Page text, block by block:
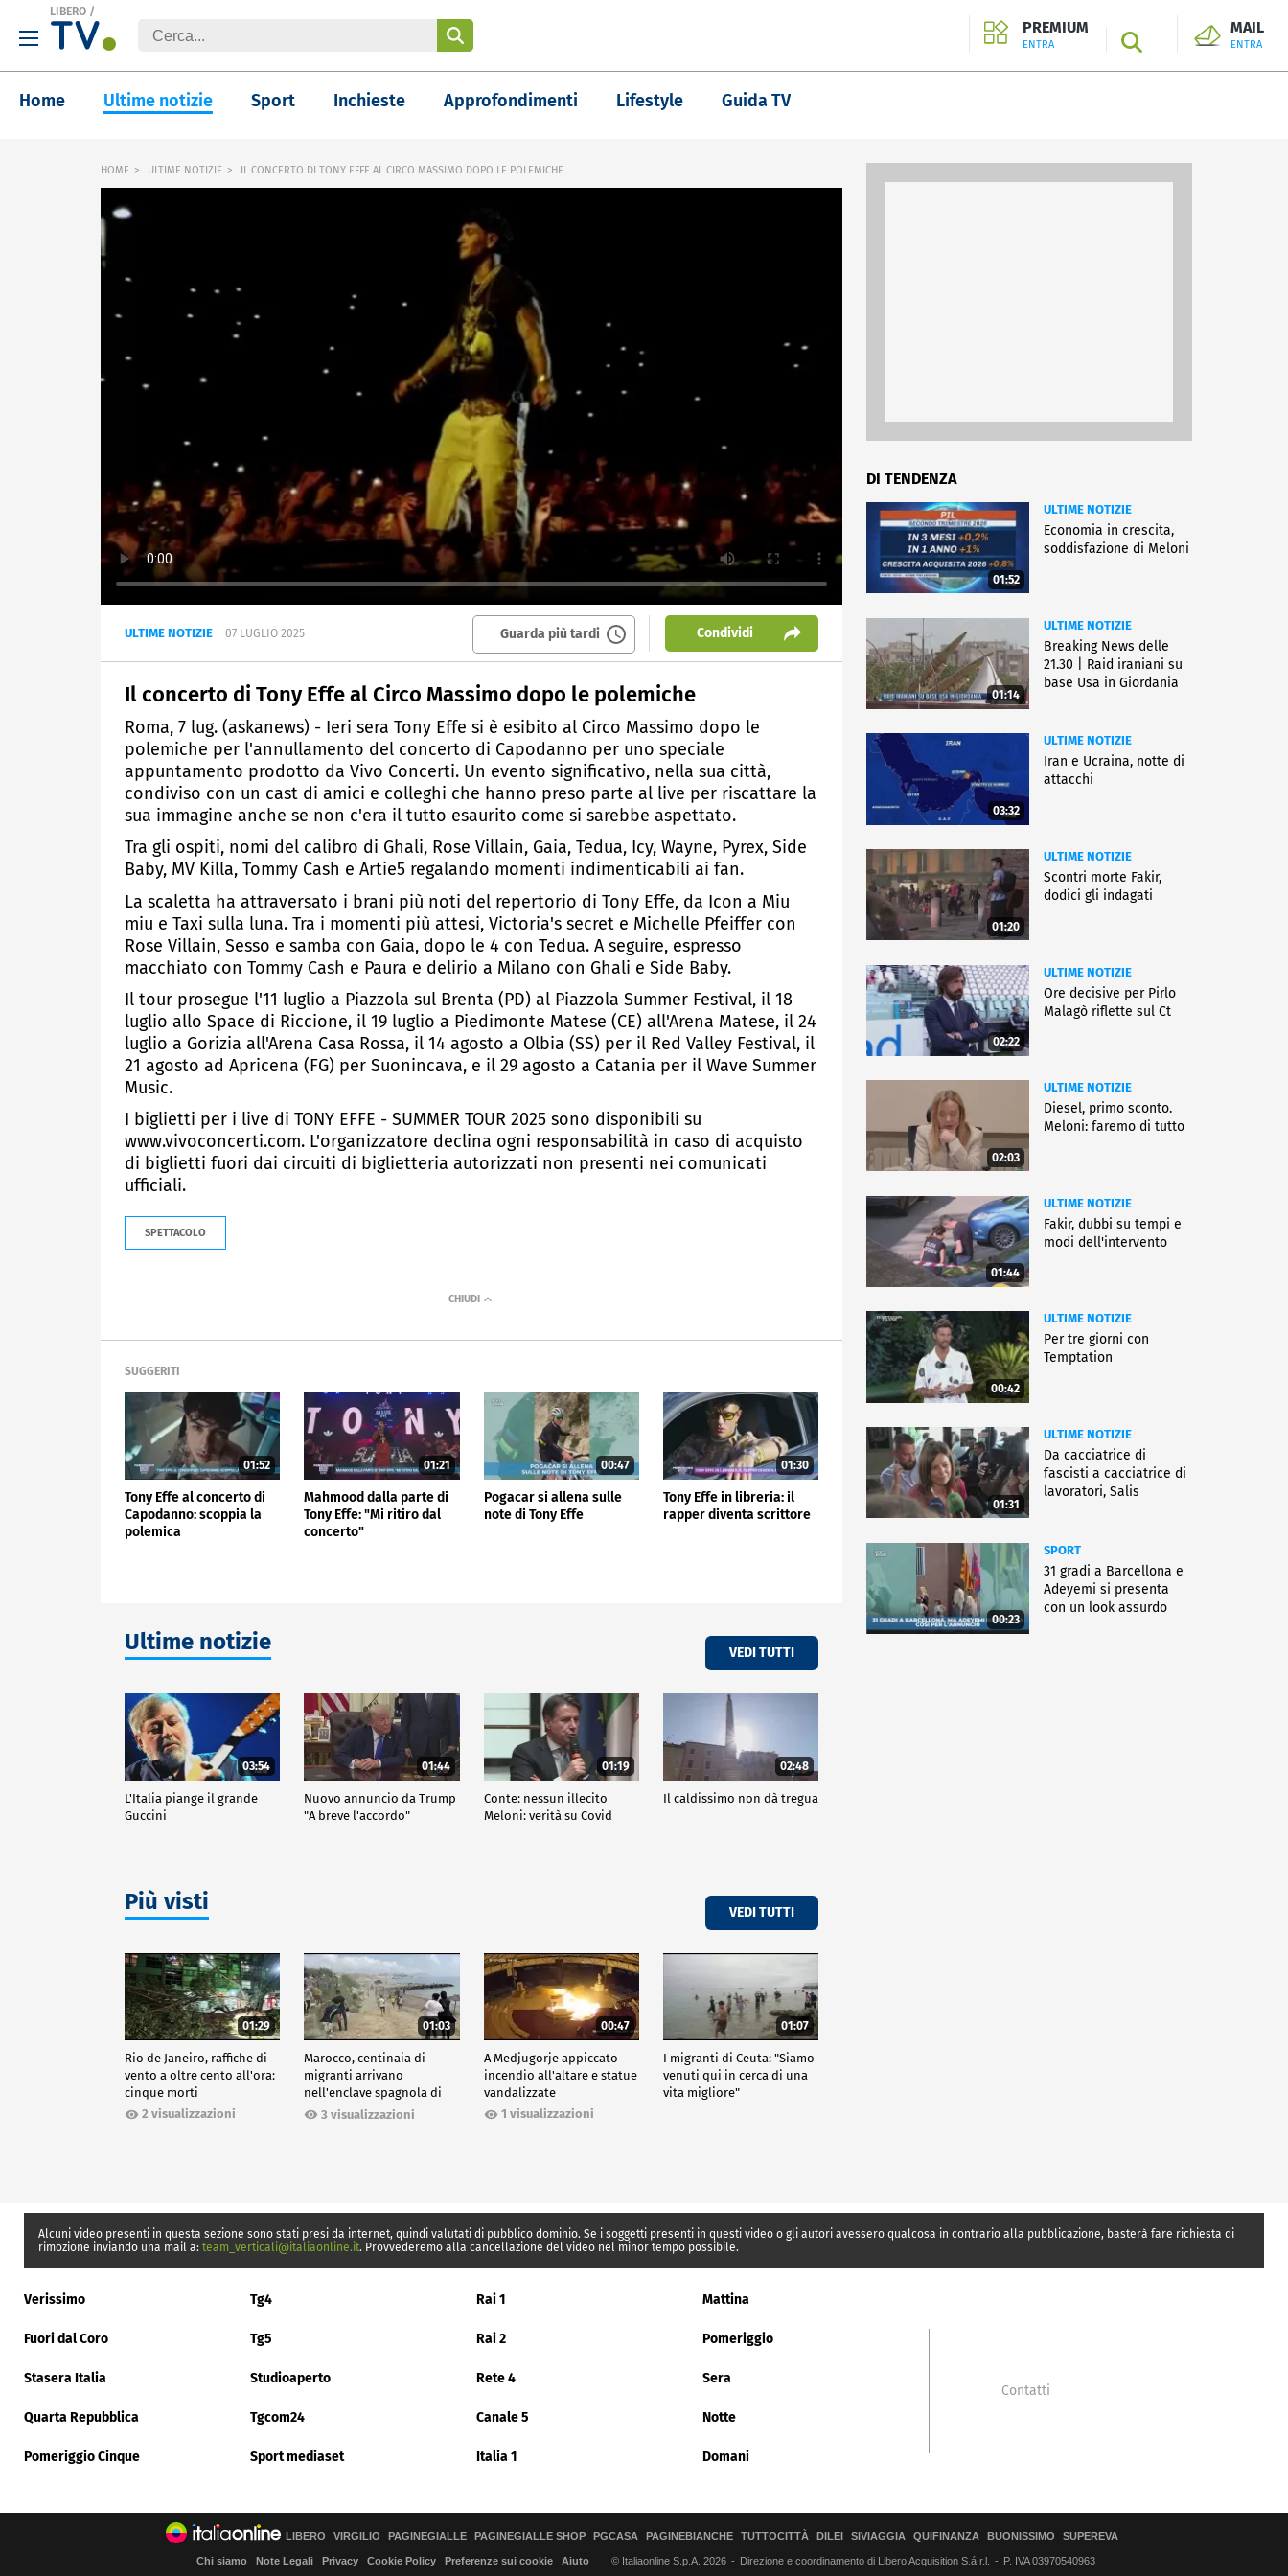
LIBERO /
PREMIUM
ENTRA SEARCH
MAIL
ENTRA
Home Ultime notizie Sport Inchieste Approfondimenti Lifestyle Guida TV
HOME ULTIME NOTIZIE IL CONCERTO DI TONY EFFE AL CIRCO MASSIMO DOPO LE POLEMICHE
ULTIME NOTIZIE 07 LUGLIO 2025 Guarda più tardi Condividi
Il concerto di Tony Effe al Circo Massimo dopo le polemiche
Roma, 7 lug. (askanews) - Ieri sera Tony Effe si è esibito al Circo Massimo dopo le
polemiche per l'annullamento del concerto di Capodanno per uno speciale
appuntamento prodotto da Vivo Concerti. Un evento significativo, nella sua città,
condiviso con un cast di amici e colleghi che hanno preso parte al live per riscattare la
sua immagine anche se non c'era il tutto esaurito come si sarebbe aspettato.
Tra gli ospiti, nomi del calibro di Ghali, Rose Villain, Gaia, Tedua, Icy, Wayne, Pyrex, Side
Baby, MV Killa, Tommy Cash e Artie5 regalando momenti indimenticabili ai fan.
La scaletta ha attraversato i brani più noti del repertorio di Tony Effe, da Icon a Miu
miu e Taxi sulla luna. Tra i momenti più attesi, Victoria's secret e Michelle Pfeiffer con
Rose Villain, Sesso e samba con Gaia, dopo le 4 con Tedua. A seguire, espresso
macchiato con Tommy Cash e Paura e delirio a Milano con Ghali e Side Baby.
Il tour prosegue l'11 luglio a Piazzola sul Brenta (PD) al Piazzola Summer Festival, il 18
luglio allo Space di Riccione, il 19 luglio a Piedimonte Matese (CE) all'Arena Matese, il 24
luglio a Gorizia all'Arena Casa Rossa, il 14 agosto a Olbia (SS) per il Red Valley Festival, il
21 agosto ad Apricena (FG) per Suonincava, e il 29 agosto a Catania per il Wave Summer
Music.
I biglietti per i live di TONY EFFE - SUMMER TOUR 2025 sono disponibili su
www.vivoconcerti.com. L'organizzatore declina ogni responsabilità in caso di acquisto
di biglietti fuori dai circuiti di biglietteria autorizzati non presenti nei comunicati
ufficiali.
SPETTACOLO
SUGGERITI
01:52
Tony Effe al concerto di
Capodanno: scoppia la
polemica
01:21
Mahmood dalla parte di
Tony Effe: "Mi ritiro dal
concerto"
00:47
Pogacar si allena sulle
note di Tony Effe
01:30
Tony Effe in libreria: il
rapper diventa scrittore
Ultime notizie VEDI TUTTI
03:54
L'Italia piange il grande
Guccini
01:44
Nuovo annuncio da Trump
"A breve l'accordo"
01:19
Conte: nessun illecito
Meloni: verità su Covid
02:48
Il caldissimo non dà tregua
Più visti VEDI TUTTI
01:29
Rio de Janeiro, raffiche di
vento a oltre cento all'ora:
cinque morti
2 visualizzazioni
01:03
Marocco, centinaia di
migranti arrivano
nell'enclave spagnola di
Ceuta3 visualizzazioni
00:47
A Medjugorje appiccato
incendio all'altare e statue
vandalizzate
1 visualizzazioni
01:07
I migranti di Ceuta: "Siamo
venuti qui in cerca di una
vita migliore"
DI TENDENZA
01:52
ULTIME NOTIZIE
Economia in crescita,
soddisfazione di Meloni
01:14
ULTIME NOTIZIE
Breaking News delle
21.30 | Raid iraniani su
base Usa in Giordania
03:32
ULTIME NOTIZIE
Iran e Ucraina, notte di
attacchi
01:20
ULTIME NOTIZIE
Scontri morte Fakir,
dodici gli indagati
02:22
ULTIME NOTIZIE
Ore decisive per Pirlo
Malagò riflette sul Ct
02:03
ULTIME NOTIZIE
Diesel, primo sconto.
Meloni: faremo di tutto
01:44
ULTIME NOTIZIE
Fakir, dubbi su tempi e
modi dell'intervento
00:42
ULTIME NOTIZIE
Per tre giorni con
Temptation
01:31
ULTIME NOTIZIE
Da cacciatrice di
fascisti a cacciatrice di
lavoratori, Salis
00:23
SPORT
31 gradi a Barcellona e
Adeyemi si presenta
con un look assurdo
Alcuni video presenti in questa sezione sono stati presi da internet, quindi valutati di pubblico dominio. Se i soggetti presenti in questi video o gli autori avessero qualcosa in contrario alla pubblicazione, basterà fare richiesta di
rimozione inviando una mail a: team_verticali@italiaonline.it. Provvederemo alla cancellazione del video nel minor tempo possibile.
Verissimo Tg4 Rai 1 Mattina
Fuori dal Coro Tg5 Rai 2 Pomeriggio
Stasera Italia Studioaperto Rete 4 Sera
Quarta Repubblica Tgcom24 Canale 5 Notte
Pomeriggio Cinque Sport mediaset Italia 1 Domani
Contatti
LIBERO VIRGILIO PAGINEGIALLE PAGINEGIALLE SHOP PGCASA PAGINEBIANCHE TUTTOCITTÀ DILEI SIVIAGGIA QUIFINANZA BUONISSIMO SUPEREVA
Chi siamo Note Legali Privacy Cookie Policy Preferenze sui cookie Aiuto © Italiaonline S.p.A. 2026 Direzione e coordinamento di Libero Acquisition S.á r.l. P. IVA 03970540963